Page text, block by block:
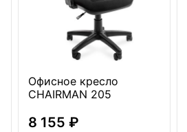
Офисное кресло
CHAIRMAN 205
8 155 ₽